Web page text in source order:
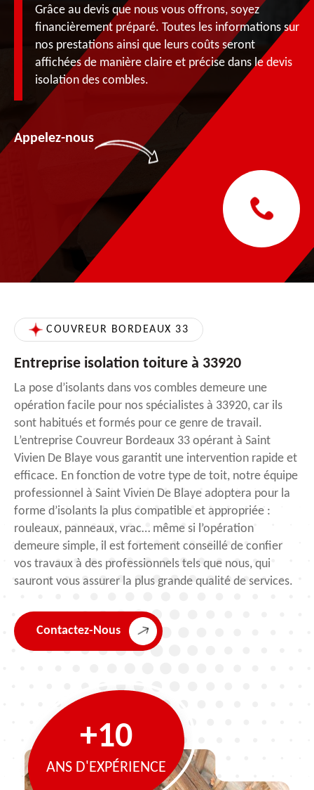
Grâce au devis que nous vous offrons, soyez
financièrement préparé. Toutes les informations sur
nos prestations ainsi que leurs coûts seront
affichées de manière claire et précise dans le devis
isolation des combles.
Appelez-nous
COUVREUR BORDEAUX 33
Entreprise isolation toiture à 33920
La pose d’isolants dans vos combles demeure une
opération facile pour nos spécialistes à 33920, car ils
sont habitués et formés pour ce genre de travail.
L’entreprise Couvreur Bordeaux 33 opérant à Saint
Vivien De Blaye vous garantit une intervention rapide et
efficace. En fonction de votre type de toit, notre équipe
professionnel à Saint Vivien De Blaye adoptera pour la
forme d’isolants la plus compatible et appropriée :
rouleaux, panneaux, vrac… même si l’opération
demeure simple, il est fortement conseillé de confier
vos travaux à des professionnels tels que nous, qui
sauront vous assurer la plus grande qualité de services.
Contactez-Nous
+10
ANS D'EXPÉRIENCE